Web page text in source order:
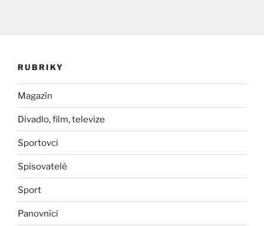
RUBRIKY
Magazín
Divadlo, film, televize
Sportovci
Spisovatelé
Sport
Panovníci